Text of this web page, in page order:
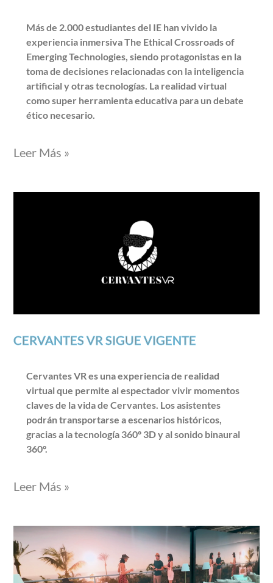
Más de 2.000 estudiantes del IE han vivido la
experiencia inmersiva The Ethical Crossroads of
Emerging Technologies, siendo protagonistas en la
toma de decisiones relacionadas con la inteligencia
artificial y otras tecnologías. La realidad virtual
como super herramienta educativa para un debate
ético necesario.
Leer Más »
CERVANTES VR SIGUE VIGENTE
Cervantes VR es una experiencia de realidad
virtual que permite al espectador vivir momentos
claves de la vida de Cervantes. Los asistentes
podrán transportarse a escenarios históricos,
gracias a la tecnología 360º 3D y al sonido binaural
360º.
Leer Más »